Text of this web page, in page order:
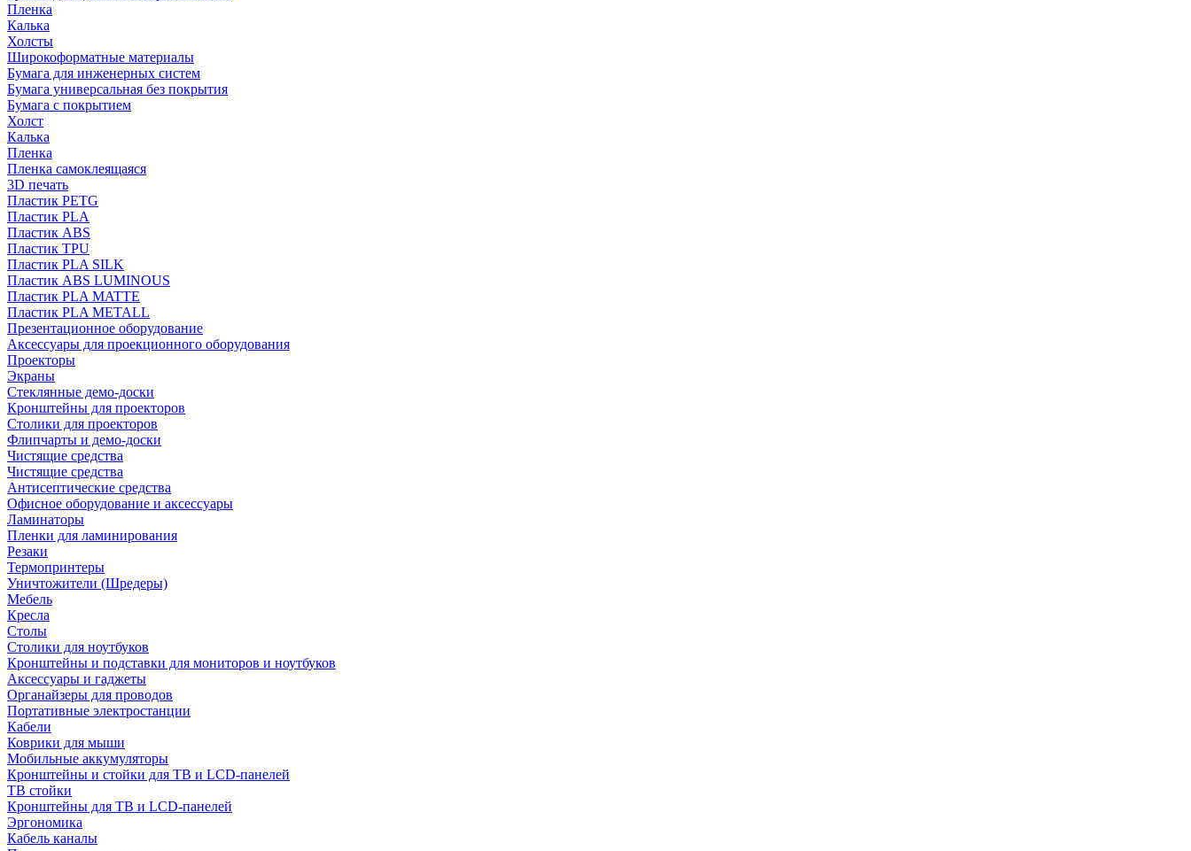
Пленка
Калька
Холсты
Широкоформатные материалы
Бумага для инженерных систем
Бумага универсальная без покрытия
Бумага с покрытием
Холст
Калька
Пленка
Пленка самоклеящаяся
3D печать
Пластик PETG
Пластик PLA
Пластик ABS
Пластик TPU
Пластик PLA SILK
Пластик ABS LUMINOUS
Пластик PLA MATTE
Пластик PLA METALL
Презентационное оборудование
Аксессуары для проекционного оборудования
Проекторы
Экраны
Стеклянные демо-доски
Кронштейны для проекторов
Столики для проекторов
Флипчарты и демо-доски
Чистящие средства
Чистящие средства
Антисептические средства
Офисное оборудование и аксессуары
Ламинаторы
Пленки для ламинирования
Резаки
Термопринтеры
Уничтожители (Шредеры)
Мебель
Кресла
Столы
Столики для ноутбуков
Кронштейны и подставки для мониторов и ноутбуков
Аксессуары и гаджеты
Органайзеры для проводов
Портативные электростанции
Кабели
Коврики для мыши
Мобильные аккумуляторы
Кронштейны и стойки для ТВ и LCD-панелей
ТВ стойки
Кронштейны для ТВ и LCD-панелей
Эргономика
Кабель каналы